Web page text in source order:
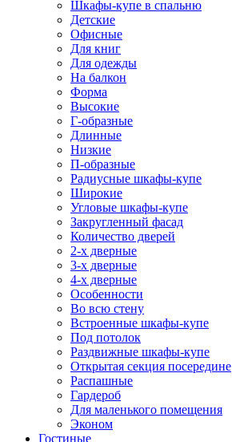
Шкафы-купе в спальню
Детские
Офисные
Для книг
Для одежды
На балкон
Форма
Высокие
Г-образные
Длинные
Низкие
П-образные
Радиусные шкафы-купе
Широкие
Угловые шкафы-купе
Закругленный фасад
Количество дверей
2-х дверные
3-х дверные
4-х дверные
Особенности
Во всю стену
Встроенные шкафы-купе
Под потолок
Раздвижные шкафы-купе
Открытая секция посередине
Распашные
Гардероб
Для маленького помещения
Эконом
Гостиные